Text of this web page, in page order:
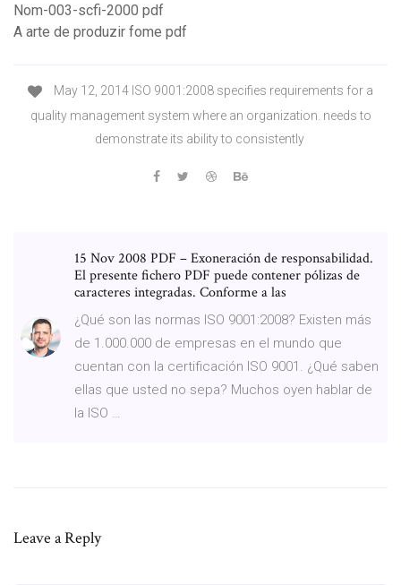
Nom-003-scfi-2000 pdf
A arte de produzir fome pdf
May 12, 2014 ISO 9001:2008 specifies requirements for a
quality management system where an organization. needs to
demonstrate its ability to consistently
15 Nov 2008 PDF – Exoneración de responsabilidad.
El presente fichero PDF puede contener pólizas de
caracteres integradas. Conforme a las
¿Qué son las normas ISO 9001:2008? Existen más
de 1.000.000 de empresas en el mundo que
cuentan con la certificación ISO 9001. ¿Qué saben
ellas que usted no sepa? Muchos oyen hablar de
la ISO …
Leave a Reply